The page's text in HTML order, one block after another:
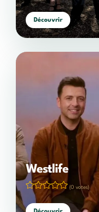
Découvrir
Westlife
(0 votes)